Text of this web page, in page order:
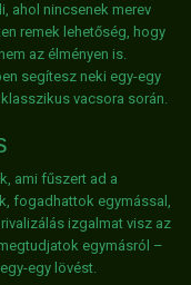
ahol nincsenek merev
remek lehetőség, hogy
az élményen is.
segítesz neki egy-egy
vacsora során.
ami fűszert ad a
fogadhattok egymással,
izgalmat visz az
egymásról –
egy lövést.